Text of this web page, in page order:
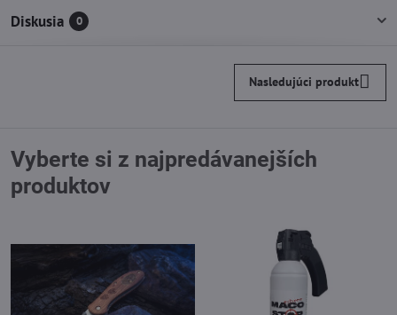
Diskusia 0
Nasledujúci produkt
Vyberte si z najpredávanejších
produktov